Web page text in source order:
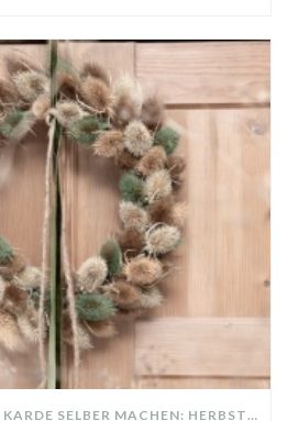
KRANZ AUS WILDEN KARDE SELBER MACHEN: HERBSTDEKO GANZ EINFACH